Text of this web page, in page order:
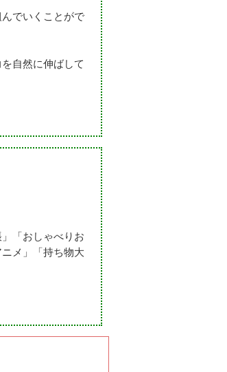
でいくことがで
自然に伸ばして
「おしゃべりお
メ」「持ち物大